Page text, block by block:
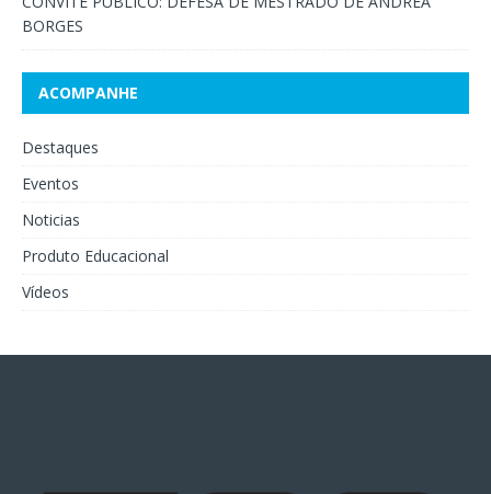
BORGES
ACOMPANHE
Destaques
Eventos
Noticias
Produto Educacional
Vídeos